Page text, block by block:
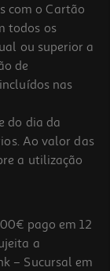
com o Cartão
todos os
ou superior a
de
nas
do dia da
Ao valor das
a utilização
pago em 12
a
– Sucursal em